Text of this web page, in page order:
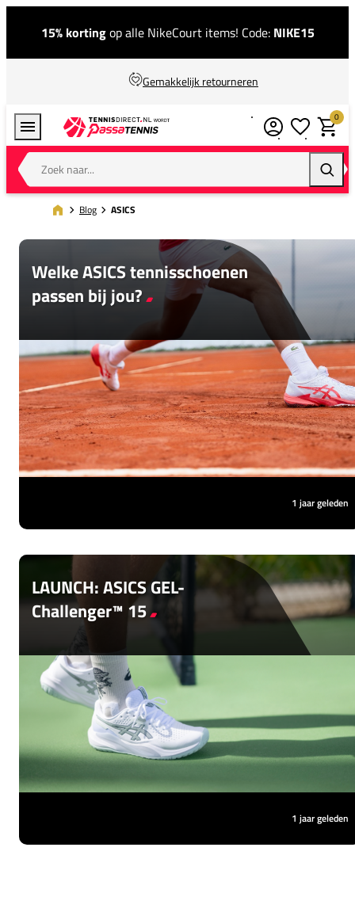
15% kortingop alle NikeCourt items! Code: NIKE15
Gemakkelijk retourneren
Zoek naar...
0
Blog ASICS
Welke ASICS tennisschoenen
passen bij jou?
Comfortabele tennisschoenen kunnen een
wereld van verschil maken op de baan.
ASICS staat al jarenlang bekend om hun
innovatieve en comfortabele
tennisschoenen, die zijn ontworpen voor
verschillende speelstijlen en ondergronden.
In dit blog lees je meer.
1 jaar geleden
LAUNCH: ASICS GEL-
Challenger™ 15
De ASICS GEL-Challenger™ 15 is er voor
fanatieke tennissers: stabiel, comfortabel
en met veel grip. Slimme vernieuwingen
zorgen voor een nóg beter gevoel,.
1 jaar geleden